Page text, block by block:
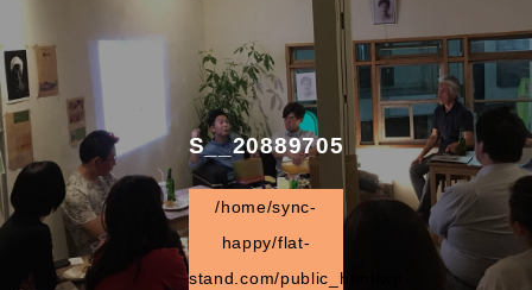
S__20889705
/home/sync-
happy/flat-
stand.com/public_html/wp-